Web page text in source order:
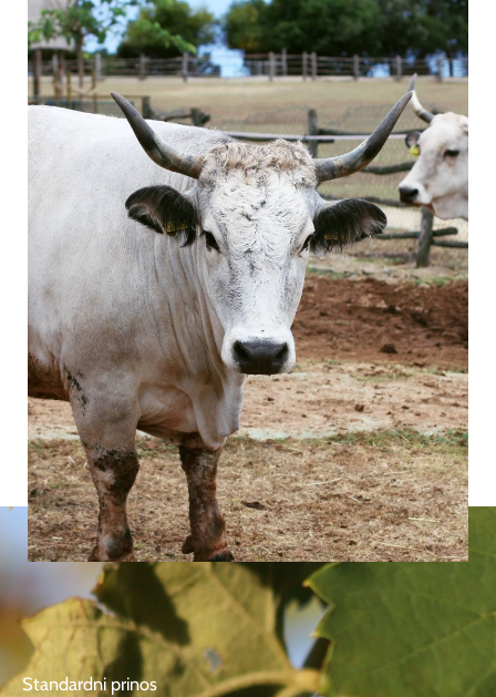
Standardni prinos